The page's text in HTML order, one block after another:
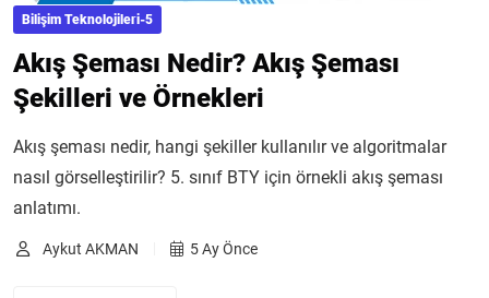
Bilişim Teknolojileri-5
Akış Şeması Nedir? Akış Şeması
Şekilleri ve Örnekleri
Akış şeması nedir, hangi şekiller kullanılır ve algoritmalar
nasıl görselleştirilir? 5. sınıf BTY için örnekli akış şeması
anlatımı.
Aykut AKMAN 5 Ay Önce